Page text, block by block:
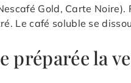
Gold, Carte Noire).
Le café soluble se
préparée la